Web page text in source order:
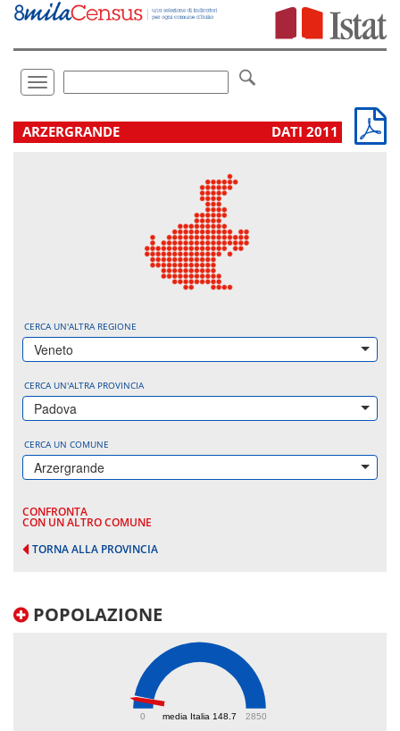
Vai
direttamente
Toggle
navigation
.
ARZERGRANDE DATI 2011
CERCA UN'ALTRA REGIONE
Veneto
CERCA UN'ALTRA PROVINCIA
Padova
CERCA UN COMUNE
Arzergrande
CONFRONTA
CON UN ALTRO COMUNE
TORNA ALLA PROVINCIA
POPOLAZIONE
media Italia 148.7
0 2850